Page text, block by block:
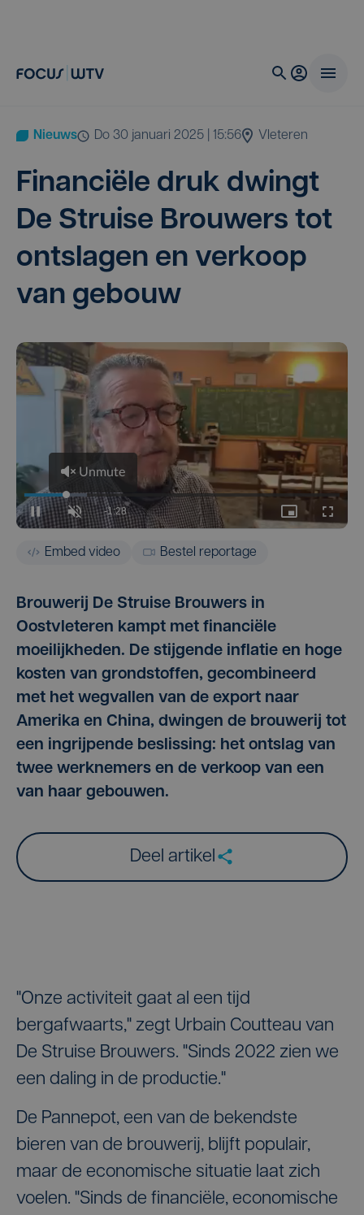
Nieuws do 30 januari 2025 | 15:56 Vleteren
Finan­ci­ë­le druk dwingt
De Strui­se Brou­wers tot
ont­sla­gen en ver­koop
van gebouw
Embed video Bestel reportage
Brouwerij De Struise Brouwers in
Oostvleteren kampt met financiële
moeilijkheden. De stijgende inflatie en hoge
kosten van grondstoffen, gecombineerd
met het wegvallen van de export naar
Amerika en China, dwingen de brouwerij tot
een ingrijpende beslissing: het ontslag van
twee werknemers en de verkoop van een
van haar gebouwen.
Deel artikel
"Onze activiteit gaat al een tijd
bergafwaarts," zegt Urbain Coutteau van
De Struise Brouwers. "Sinds 2022 zien we
een daling in de productie."
De Pannepot, een van de bekendste
bieren van de brouwerij, blijft populair,
maar de economische situatie laat zich
voelen. "Sinds de financiële, economische